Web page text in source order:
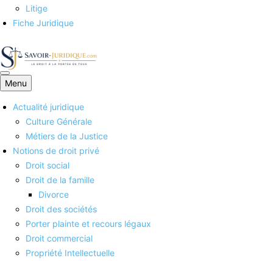
Litige
Fiche Juridique
Savoirs juridiques
Menu
Actualité juridique
Culture Générale
Métiers de la Justice
Notions de droit privé
Droit social
Droit de la famille
Divorce
Droit des sociétés
Porter plainte et recours légaux
Droit commercial
Propriété Intellectuelle